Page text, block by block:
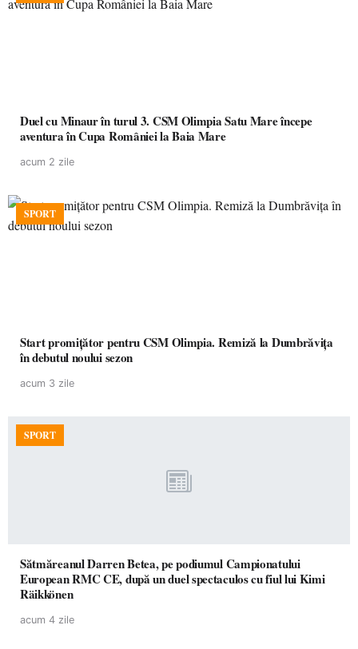
Duel cu Minaur în turul 3. CSM Olimpia Satu Mare începe
aventura în Cupa României la Baia Mare
acum 2 zile
SPORT
Start promițător pentru CSM Olimpia. Remiză la Dumbrăvița
în debutul noului sezon
acum 3 zile
SPORT
Sătmăreanul Darren Betea, pe podiumul Campionatului
European RMC CE, după un duel spectaculos cu fiul lui Kimi
Räikkönen
acum 4 zile